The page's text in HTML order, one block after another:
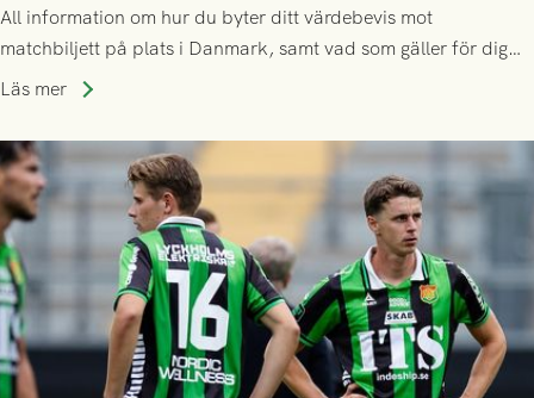
All information om hur du byter ditt värdebevis mot
matchbiljett på plats i Danmark, samt vad som gäller för dig
som står på reservlista eller fått förhinder.
Läs mer